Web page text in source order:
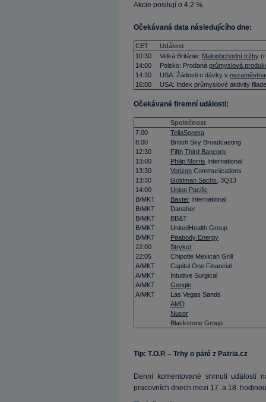
Akcie posilují o 4,2 %.
Očekávaná data následujícího dne:
CET
Událost
10:30
Velká Británie: Maloobchodní tržby
14:00
Polsko: Prodaná průmyslová
14:30
USA: Žádosti o dávky v
16:00
USA: Index průmyslové aktivity
Očekávané firemní události:
Společnost
7:00
TeliaSonera
8:00
British Sky Broadcasting
12:30
Fifth Third Bancorp
13:00
Philip Morris International
13:30
Verizon Communications
13:30
Goldman Sachs , 3Q13
14:00
Union Pacific
B/MKT
Baxter International
B/MKT
Danaher
B/MKT
BB&T
B/MKT
UnitedHealth Group
B/MKT
Peabody Energy
22:00
Stryker
22:05
Chipotle Mexican Grill
A/MKT
Capital One Financial
A/MKT
Intuitive Surgical
A/MKT
Google
A/MKT
Las Vegas Sands
AMD
Nucor
Blackstone Group
Tip: T.O.P. – Trhy o páté z Patria.cz
Denní komentované shrnutí
pracovních dnech mezi 17. a 18.